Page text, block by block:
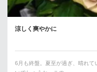
涼しく爽やかに
6月も終盤。夏至が過ぎ、晴れ